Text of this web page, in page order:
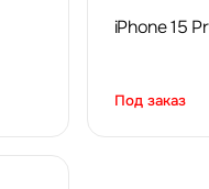
iPhone 15
Под заказ